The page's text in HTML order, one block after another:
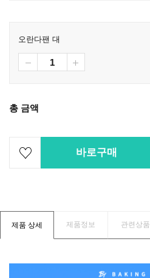
오란다팬 대
총 금액
바로구매
제품 상세 제품정보 관련상품